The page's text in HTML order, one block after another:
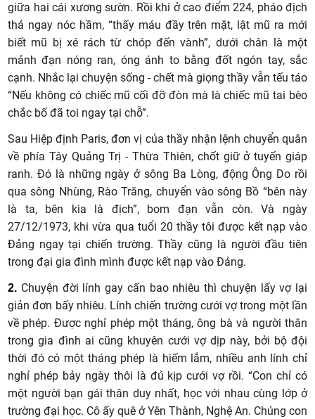
giữa hai cái xương sườn. Rồi khi ở cao điểm 224, pháo địch
thả ngay nóc hầm, “thấy máu đầy trên mặt, lật mũ ra mới
biết mũ bị xé rách từ chóp đến vành”, dưới chân là một
mảnh đạn nóng ran, óng ánh to bằng đốt ngón tay, sắc
cạnh. Nhắc lại chuyện sống - chết mà giọng thầy vẫn tếu táo
“Nếu không có chiếc mũ cối đỡ đòn mà là chiếc mũ tai bèo
chắc bố đã toi ngay tại chỗ”.
Sau Hiệp định Paris, đơn vị của thầy nhận lệnh chuyển quân
về phía Tây Quảng Trị - Thừa Thiên, chốt giữ ở tuyến giáp
ranh. Đó là những ngày ở sông Ba Lòng, động Ông Do rồi
qua sông Nhùng, Rào Trăng, chuyển vào sông Bồ “bên này
là ta, bên kia là địch”, bom đạn vẫn còn. Và ngày
27/12/1973, khi vừa qua tuổi 20 thầy tôi được kết nạp vào
Đảng ngay tại chiến trường. Thầy cũng là người đầu tiên
trong đại gia đình mình được kết nạp vào Đảng.
2. Chuyện đời lính gay cấn bao nhiêu thì chuyện lấy vợ lại
giản đơn bấy nhiêu. Lính chiến trường cưới vợ trong một lần
về phép. Được nghỉ phép một tháng, ông bà và người thân
trong gia đình ai cũng khuyên cưới vợ dịp này, bởi bộ đội
thời đó có một tháng phép là hiếm lắm, nhiều anh lính chỉ
nghỉ phép bảy ngày thôi là đủ kịp cưới vợ rồi. “Con chỉ có
một người bạn gái thân duy nhất, học với nhau cùng lớp ở
trường đại học. Cô ấy quê ở Yên Thành, Nghệ An. Chúng con